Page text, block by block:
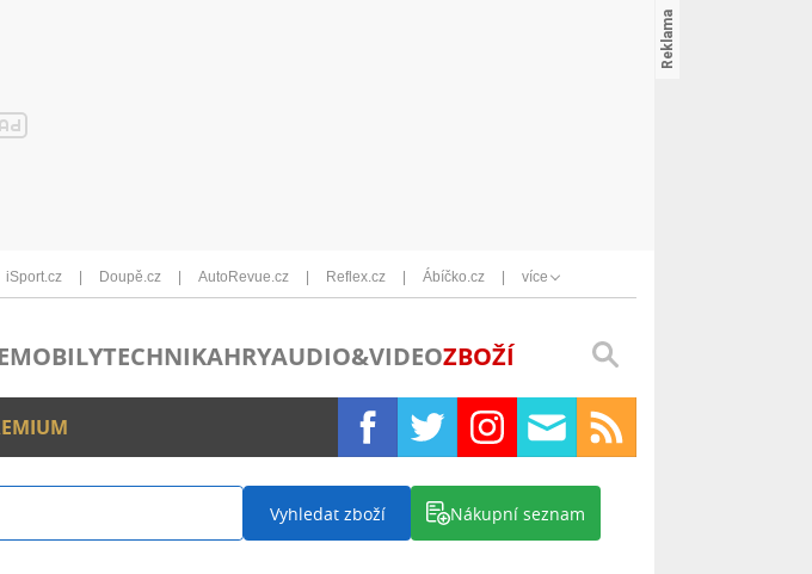
iSport.cz Doupě.cz AutoRevue.cz Reflex.cz Ábíčko.cz více
MOBILYTECHNIKAHRYAUDIO&VIDEOZBOŽÍ
Vyhledat zboží Nákupní seznam